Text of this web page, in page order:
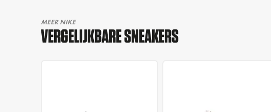
MEER NIKE
VERGELIJKBARE SNEAKERS